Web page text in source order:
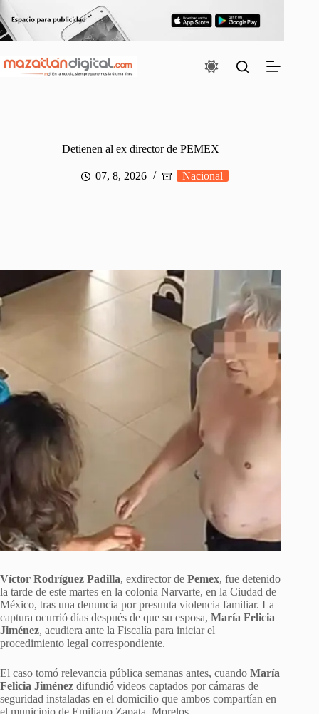
Saltar
al
contenido
Detienen al ex director de PEMEX
07, 8, 2026 Nacional
Víctor Rodríguez Padilla, exdirector de Pemex, fue detenido
la tarde de este martes en la colonia Narvarte, en la Ciudad de
México, tras una denuncia por presunta violencia familiar. La
captura ocurrió días después de que su esposa, María Felicia
Jiménez, acudiera ante la Fiscalía para iniciar el
procedimiento legal correspondiente.
El caso tomó relevancia pública semanas antes, cuando María
Felicia Jiménez difundió videos captados por cámaras de
seguridad instaladas en el domicilio que ambos compartían en
el municipio de Emiliano Zapata, Morelos.